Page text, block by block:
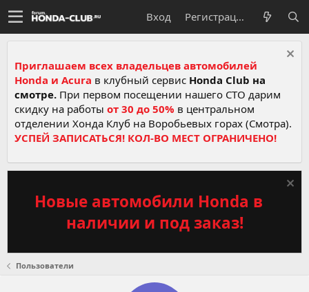
Вход Регистрация
Приглашаем всех владельцев автомобилей
Honda и Acura в клубный сервис Honda Club на
смотре. При первом посещении нашего СТО дарим
скидку на работы от 30 до 50% в центральном
отделении Хонда Клуб на Воробьевых горах (Смотра).
УСПЕЙ ЗАПИСАТЬСЯ! КОЛ-ВО МЕСТ ОГРАНИЧЕНО!
Новые автомобили Honda в
наличии и под заказ!
Пользователи